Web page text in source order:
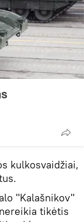
kulkosvaidžiai,
"Kalašnikov"
tikėtis